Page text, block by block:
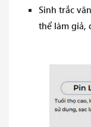
Sinh trắc
thể làm giả,